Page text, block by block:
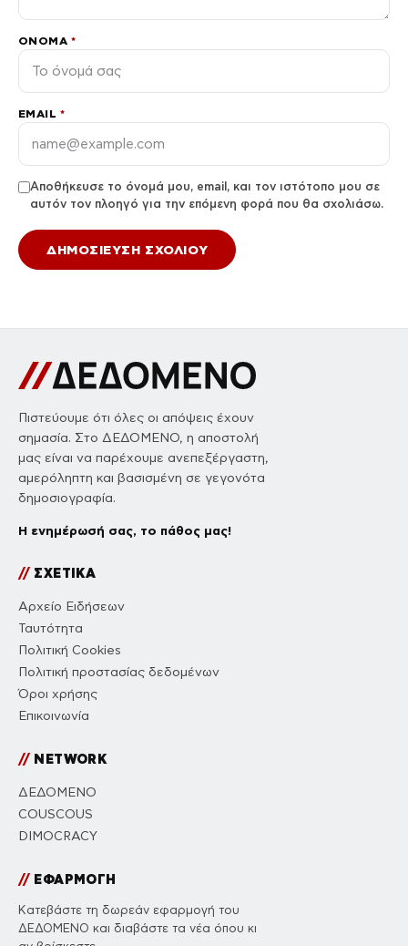
ΌΝΟΜΑ *
EMAIL *
Αποθήκευσε το όνομά μου, email, και τον ιστότοπο μου σε
αυτόν τον πλοηγό για την επόμενη φορά που θα σχολιάσω.
Πιστεύουμε ότι όλες οι απόψεις έχουν
σημασία. Στο ΔΕΔΟΜΕΝΟ, η αποστολή
μας είναι να παρέχουμε ανεπεξέργαστη,
αμερόληπτη και βασισμένη σε γεγονότα
δημοσιογραφία.
Η ενημέρωσή σας, το πάθος μας!
//ΣΧΕΤΙΚΑ
Αρχείο Ειδήσεων
Ταυτότητα
Πολιτική Cookies
Πολιτική προστασίας δεδομένων
Όροι χρήσης
Επικοινωνία
//NETWORK
ΔΕΔΟΜΕΝΟ
COUSCOUS
DIMOCRACY
//ΕΦΑΡΜΟΓΗ
Κατεβάστε τη δωρεάν εφαρμογή του
ΔΕΔΟΜΕΝΟ και διαβάστε τα νέα όπου κι